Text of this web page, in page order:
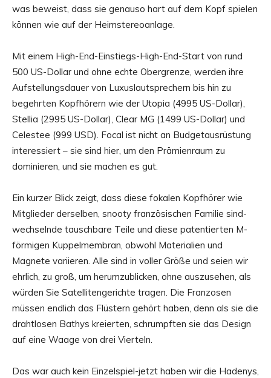
was beweist, dass sie genauso hart auf dem Kopf spielen
können wie auf der Heimstereoanlage.
Mit einem High-End-Einstiegs-High-End-Start von rund
500 US-Dollar und ohne echte Obergrenze, werden ihre
Aufstellungsdauer von Luxuslautsprechern bis hin zu
begehrten Kopfhörern wie der Utopia (4995 US-Dollar),
Stellia (2995 US-Dollar), Clear MG (1499 US-Dollar) und
Celestee (999 USD). Focal ist nicht an Budgetausrüstung
interessiert – sie sind hier, um den Prämienraum zu
dominieren, und sie machen es gut.
Ein kurzer Blick zeigt, dass diese fokalen Kopfhörer wie
Mitglieder derselben, snooty französischen Familie sind-
wechselnde tauschbare Teile und diese patentierten M-
förmigen Kuppelmembran, obwohl Materialien und
Magnete variieren. Alle sind in voller Größe und seien wir
ehrlich, zu groß, um herumzublicken, ohne auszusehen, als
würden Sie Satellitengerichte tragen. Die Franzosen
müssen endlich das Flüstern gehört haben, denn als sie die
drahtlosen Bathys kreierten, schrumpften sie das Design
auf eine Waage von drei Vierteln.
Das war auch kein Einzelspiel-jetzt haben wir die Hadenys,